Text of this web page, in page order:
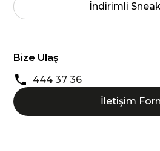
İndirimli
Bize Ulaş
444 37 36
İletişim